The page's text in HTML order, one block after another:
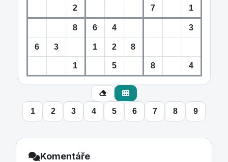
1 2 3 4 5 6 7 8 9
Komentáře